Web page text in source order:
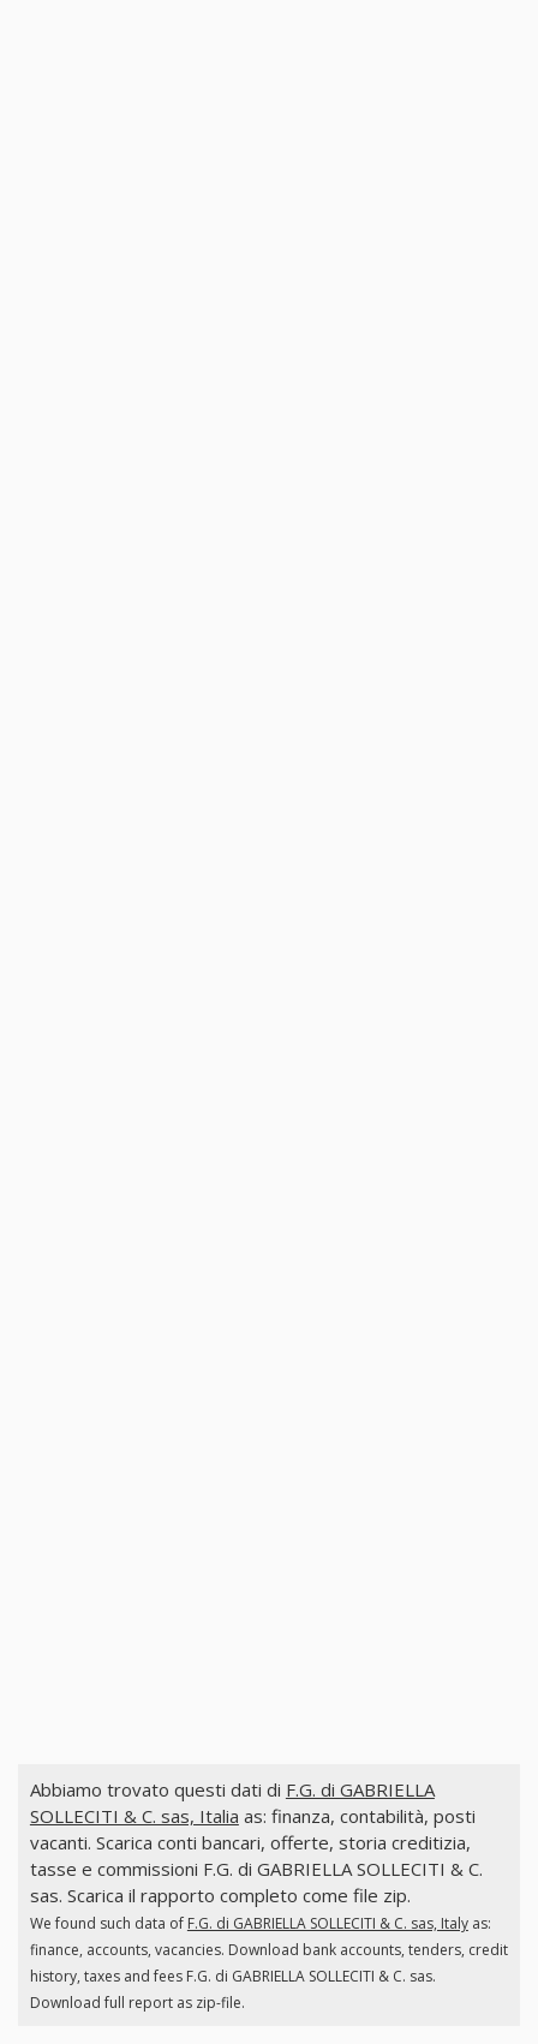
Abbiamo trovato questi dati di F.G. di GABRIELLA
SOLLECITI & C. sas, Italia as: finanza, contabilità, posti
vacanti. Scarica conti bancari, offerte, storia creditizia,
tasse e commissioni F.G. di GABRIELLA SOLLECITI & C.
sas. Scarica il rapporto completo come file zip.
We found such data of F.G. di GABRIELLA SOLLECITI & C. sas, Italyas:
finance, accounts, vacancies. Download bank accounts, tenders, credit
history, taxes and fees F.G. di GABRIELLA SOLLECITI & C. sas.
Download full report as zip-file.